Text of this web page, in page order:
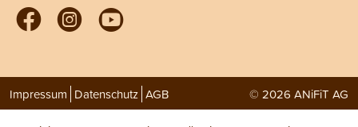
Impressum Datenschutz AGB © 2026 ANiFiT AG